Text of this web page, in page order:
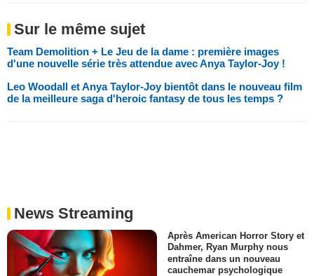
Sur le même sujet
Team Demolition + Le Jeu de la dame : première images
d'une nouvelle série très attendue avec Anya Taylor-Joy !
Leo Woodall et Anya Taylor-Joy bientôt dans le nouveau film
de la meilleure saga d'heroic fantasy de tous les temps ?
News Streaming
Après American Horror Story et
Dahmer, Ryan Murphy nous
entraîne dans un nouveau
cauchemar psychologique